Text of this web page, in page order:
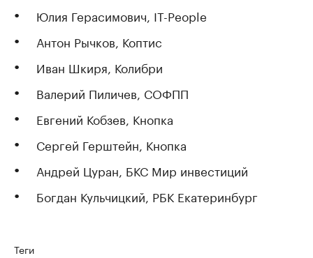
Юлия Герасимович, IT-People
Антон Рычков, Коптис
Иван Шкиря, Колибри
Валерий Пиличев, СОФПП
Евгений Кобзев, Кнопка
Сергей Герштейн, Кнопка
Андрей Цуран, БКС Мир инвестиций
Богдан Кульчицкий, РБК Екатеринбург
Теги